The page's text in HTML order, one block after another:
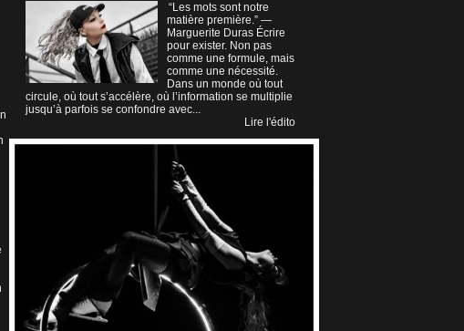
“Les mots sont notre
matière première.” —
Marguerite Duras Écrire
pour exister. Non pas
comme une formule, mais
comme une nécessité.
Dans un monde où tout
circule, où tout s’accélère, où l’information se multiplie
jusqu’à parfois se confondre avec...
Lire l'édito